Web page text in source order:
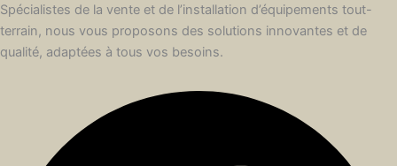
Spécialistes de la vente et de l’installation d’équipements tout-
terrain, nous vous proposons des solutions innovantes et de
qualité, adaptées à tous vos besoins.